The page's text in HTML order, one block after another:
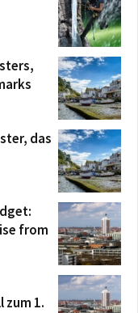
das
from
zum 1.